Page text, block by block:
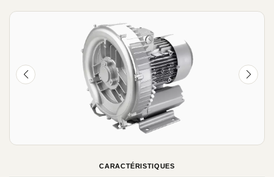
CARACTÉRISTIQUES